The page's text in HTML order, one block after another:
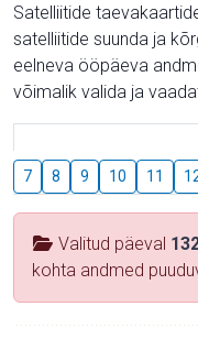
Satelliitide
satelliitide suunda ja
eelneva ööpäeva
võimalik valida ja
7 8 9 10 11
Valitud päeval
kohta andmed